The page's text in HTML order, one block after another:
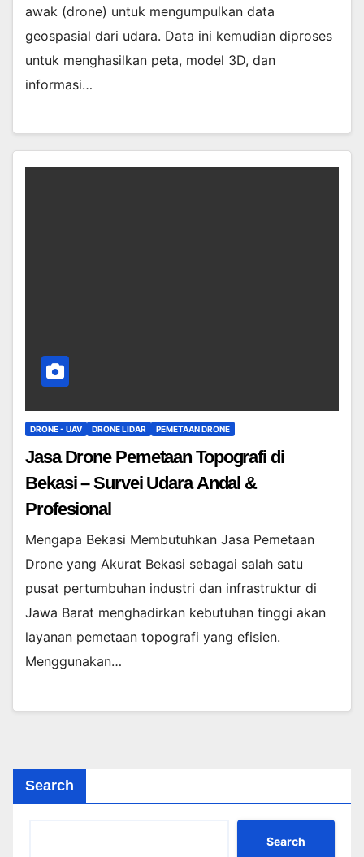
awak (drone) untuk mengumpulkan data
geospasial dari udara. Data ini kemudian diproses
untuk menghasilkan peta, model 3D, dan
informasi…
DRONE - UAV DRONE LIDAR PEMETAAN DRONE
Jasa Drone Pemetaan Topografi di
Bekasi – Survei Udara Andal &
Profesional
Mengapa Bekasi Membutuhkan Jasa Pemetaan
Drone yang Akurat Bekasi sebagai salah satu
pusat pertumbuhan industri dan infrastruktur di
Jawa Barat menghadirkan kebutuhan tinggi akan
layanan pemetaan topografi yang efisien.
Menggunakan…
Search
Search